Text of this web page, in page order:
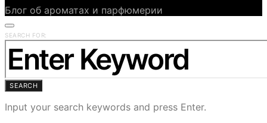
Блог об ароматах и парфюмерии
SEARCH FOR:
SEARCH
Input your search keywords and press Enter.